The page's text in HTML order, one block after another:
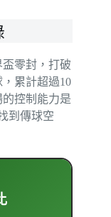
零封，打破
累計超過10
控制能力是
到傳球空